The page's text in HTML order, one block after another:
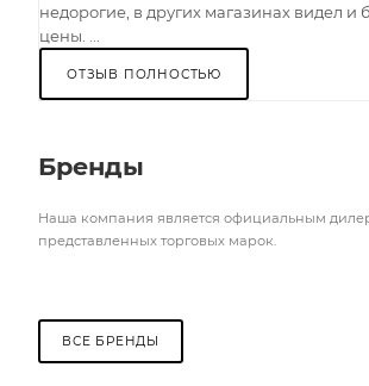
недорогие, в других магазинах видел и
цены. ...
ОТЗЫВ ПОЛНОСТЬЮ
Бренды
Наша компания является официальным
представленных торговых марок.
ВСЕ БРЕНДЫ